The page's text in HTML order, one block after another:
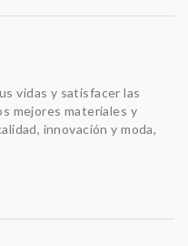
vidas y satisfacer las
mejores materiales y
innovación y moda,